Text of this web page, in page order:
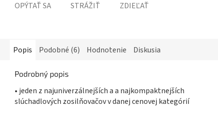
OPÝTAŤ SA STRÁŽIŤ ZDIEĽAŤ
Popis Podobné (6) Hodnotenie Diskusia
Podrobný popis
• jeden z najuniverzálnejších a a najkompaktnejších
slúchadlových zosilňovačov v danej cenovej kategórií